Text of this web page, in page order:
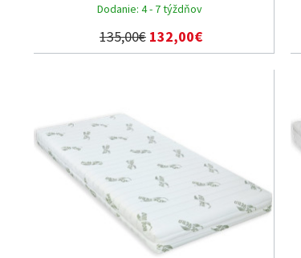
Dodanie: 4 - 7 týždňov
135,00€ 132,00€